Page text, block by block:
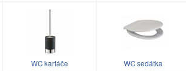
WC kartáče WC sedátka